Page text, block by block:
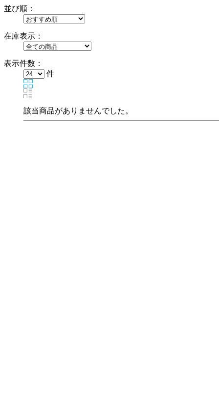
並び順：
在庫表示：
表示件数：
件
該当商品がありませんでした。